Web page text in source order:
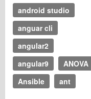
android studio
anguar cli
angular2
angular9
ANOVA
Ansible
ant